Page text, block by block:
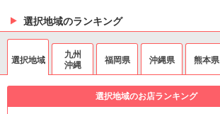
選択地域のランキング
選択地域
九州
沖縄
福岡県 沖縄県 熊本県
選択地域のお店ランキング